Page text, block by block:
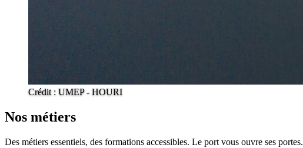
Crédit : UMEP - HOURI
Nos métiers
Des métiers essentiels, des formations accessibles. Le port vous ouvre ses portes.